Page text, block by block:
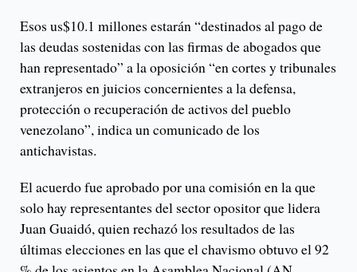
Esos us$10.1 millones estarán “destinados al pago de
las deudas sostenidas con las firmas de abogados que
han representado” a la oposición “en cortes y tribunales
extranjeros en juicios concernientes a la defensa,
protección o recuperación de activos del pueblo
venezolano”, indica un comunicado de los
antichavistas.
El acuerdo fue aprobado por una comisión en la que
solo hay representantes del sector opositor que lidera
Juan Guaidó, quien rechazó los resultados de las
últimas elecciones en las que el chavismo obtuvo el 92